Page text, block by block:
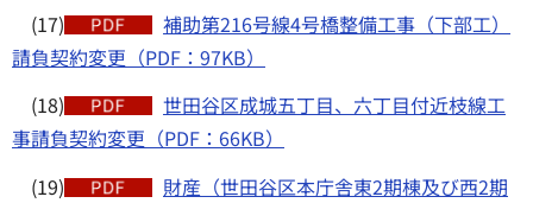
(17)
補助第216号線4号橋整備工事（下部工）
請負契約変更（PDF：97KB）
(18)
世田谷区成城五丁目、六丁目付近枝線工
事請負契約変更（PDF：66KB）
(19)
財産（世田谷区本庁舎東2期棟及び西2期